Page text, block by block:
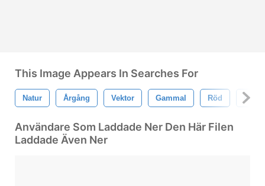
This Image Appears In Searches For
Natur Årgång Vektor Gammal Röd Grön
Användare Som Laddade Ner Den Här Filen
Laddade Även Ner